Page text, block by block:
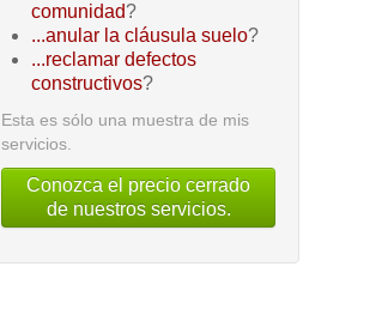
comunidad?
...anular la cláusula suelo?
...reclamar defectos
constructivos?
Esta es sólo una muestra de mis
servicios.
Conozca el precio cerrado
de nuestros servicios.